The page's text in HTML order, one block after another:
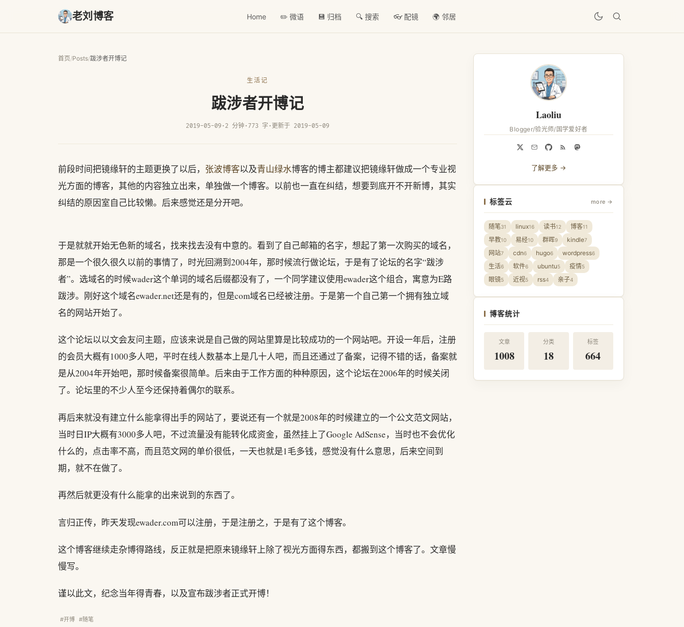
老刘博客 Home ✏️ 微语 💾 归档 🔍 搜索 👓 配镜 🌍 邻居
首页/Posts/跋涉者开博记
生活记
跋涉者开博记
2019-05-09· 2 分钟· 773 字 · 更新于 2019-05-09
前段时间把镜缘轩的主题更换了以后， 张波博客以及青山绿水博客的博主都建议把镜缘轩做成一个专业视
光方面的博客，其他的内容独立出来，单独做一个博客。以前也一直在纠结，想要到底开不开新博，其实
纠结的原因室自己比较懒。后来感觉还是分开吧。
于是就就开始无色新的域名，找来找去没有中意的。看到了自己邮箱的名字，想起了第一次购买的域名，
那是一个很久很久以前的事情了，时光回溯到2004年，那时候流行做论坛，于是有了论坛的名字“跋涉
者”。选域名的时候wader这个单词的域名后缀都没有了，一个同学建议使用ewader这个组合，寓意为E路
跋涉。刚好这个域名ewader.net还是有的，但是com域名已经被注册。于是第一个自己第一个拥有独立域
名的网站开始了。
这个论坛以以文会友问主题，应该来说是自己做的网站里算是比较成功的一个网站吧。开设一年后，注册
的会员大概有1000多人吧，平时在线人数基本上是几十人吧，而且还通过了备案，记得不错的话，备案就
是从2004年开始吧，那时候备案很简单。后来由于工作方面的种种原因，这个论坛在2006年的时候关闭
了。论坛里的不少人至今还保持着偶尔的联系。
再后来就没有建立什么能拿得出手的网站了，要说还有一个就是2008年的时候建立的一个公文范文网站，
当时日IP大概有3000多人吧，不过流量没有能转化成资金，虽然挂上了Google AdSense，当时也不会优化
什么的，点击率不高，而且范文网的单价很低，一天也就是1毛多钱，感觉没有什么意思，后来空间到
期，就不在做了。
再然后就更没有什么能拿的出来说到的东西了。
言归正传，昨天发现ewader.com可以注册，于是注册之，于是有了这个博客。
这个博客继续走杂博得路线，反正就是把原来镜缘轩上除了视光方面得东西，都搬到这个博客了。文章慢
慢写。
谨以此文，纪念当年得青春，以及宣布跋涉者正式开博！
#开博 #随笔
Laoliu
Blogger/验光师/国学爱好者
了解更多 →
标签云 more →
随笔31 linux16 读书12 博客11
早教10 易经10 群晖9 kindle7
网站7 cdn6 hugo6 wordpress6
生活6 软件6 ubuntu5 疫情5
眼镜5 近视5 rss4 亲子4
博客统计
文章
1008
分类
18
标签
664